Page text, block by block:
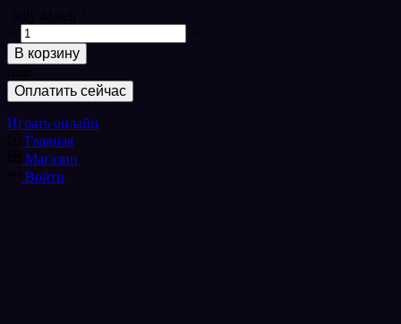
Количество
товара
Jelly
Match
3
В корзину
Оплатить сейчас
Играть онлайн
Главная
Магазин
Войти